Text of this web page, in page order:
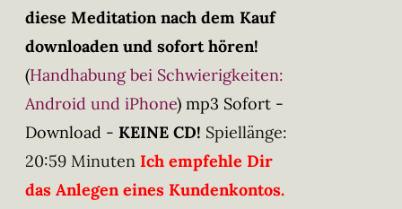
diese Meditation nach dem Kauf
downloaden und sofort hören!
(Handhabung bei Schwierigkeiten:
Android und iPhone) mp3 Sofort -
Download - KEINE CD! Spiellänge:
20:59 Minuten Ich empfehle Dir
das Anlegen eines Kundenkontos.